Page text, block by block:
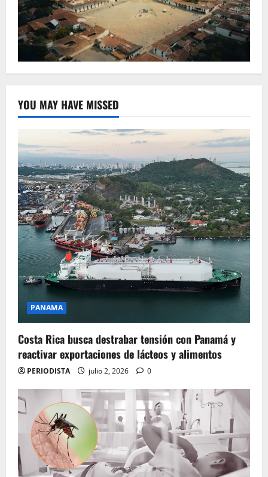
YOU MAY HAVE MISSED
PANAMA
Costa Rica busca destrabar tensión con Panamá y
reactivar exportaciones de lácteos y alimentos
PERIODISTA julio 2, 2026 0